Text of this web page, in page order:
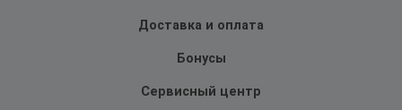
Доставка и оплата
Бонусы
Сервисный центр